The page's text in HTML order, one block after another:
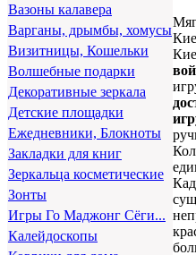
Вазоны калавера
Варганы, дрымбы, хомусы
Визитницы, Кошельки
Волшебные подарки
Декоративные зеркала
Детские площадки
Ежедневники, Блокноты
Закладки для книг
Зеркальца косметические
Зонты
Игры Го Маджонг Сёги...
Калейдоскопы